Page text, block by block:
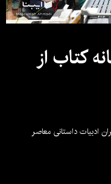
کتاب از
ادبیات داستانی معاصر